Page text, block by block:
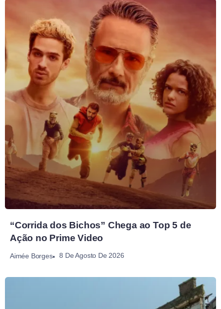
“Corrida dos Bichos” Chega ao Top 5 de
Ação no Prime Video
Aimée Borges 8 De Agosto De 2026